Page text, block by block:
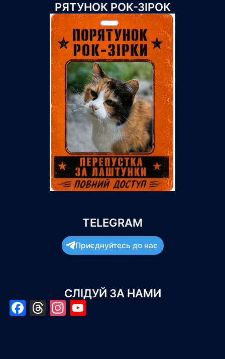
РЯТУНОК РОК-ЗІРОК
TELEGRAM
Приєднуйтесь до нас
СЛІДУЙ ЗА НАМИ
Facebook
Threads
Instagram